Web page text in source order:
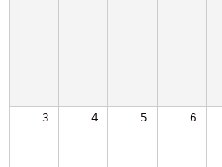
3
4 5 6